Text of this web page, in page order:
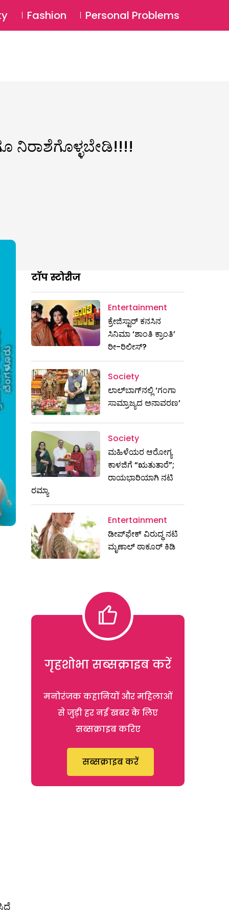
Login ⚲
Fashion Personal Problems
ನಿರಾಶೆಗೊಳ್ಳಬೇಡಿ!!!!
टॉप स्टोरीज
Entertainment
ಕ್ರೇಜಿಸ್ಟಾರ್ ಕನಸಿನ
ಸಿನಿಮಾ ‘ಶಾಂತಿ ಕ್ರಾಂತಿ’
ರೀ-ರಿಲೀಸ್?
Society
ಲಾಲ್‌ಬಾಗ್‌ನಲ್ಲಿ ‘ಗಂಗಾ
ಸಾಮ್ರಾಜ್ಯದ ಅನಾವರಣ’
Society
ಮಹಿಳೆಯರ ಆರೋಗ್ಯ
ಕಾಳಜಿಗೆ “ಋತುತಾರೆ”;
ರಾಯಭಾರಿಯಾಗಿ ನಟಿ
ರಮ್ಯಾ
Entertainment
ಡೀಪ್‌ಫೇಕ್ ವಿರುದ್ಧ ನಟಿ
ಮೃಣಾಲ್ ಠಾಕೂರ್ ಕಿಡಿ
गृहशोभा सब्सक्राइब करें
मनोरंजक कहानियों और महिलाओं
से जुड़ी हर नई खबर के लिए
सब्सक्राइब करिए
सब्सक्राइब करें